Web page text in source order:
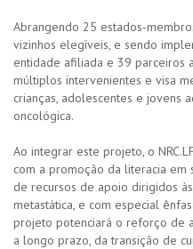
Abrangendo 25 estados-
vizinhos elegíveis, e sendo
entidade afiliada e 39 parceiros
múltiplos intervenientes e visa
crianças, adolescentes e jovens
oncológica.
Ao integrar este projeto, o
com a promoção da literacia em
de recursos de apoio dirigidos
metastática, e com especial
projeto potenciará o reforço de
a longo prazo, da transição de